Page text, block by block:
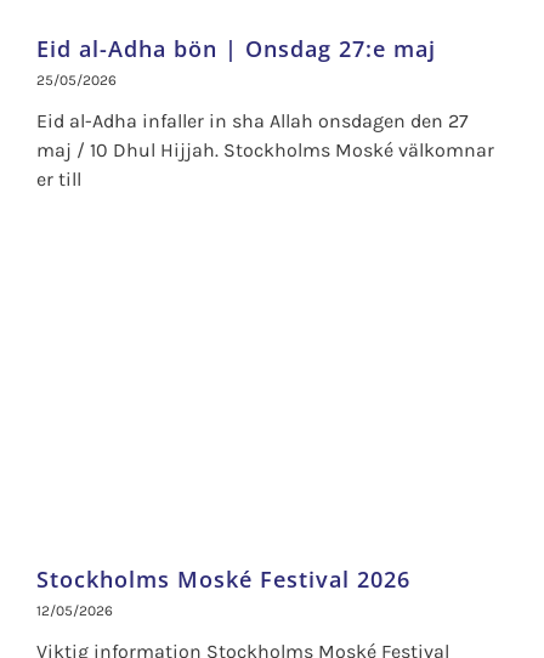
Eid al-Adha bön | Onsdag 27:e maj
25/05/2026
Eid al-Adha infaller in sha Allah onsdagen den 27
maj / 10 Dhul Hijjah. Stockholms Moské välkomnar
er till
Stockholms Moské Festival 2026
12/05/2026
Viktig information Stockholms Moské Festival